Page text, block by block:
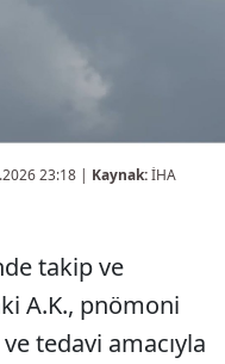
23:18 | Kaynak:İHA
takip ve
A.K., pnömoni
tedavi amacıyla